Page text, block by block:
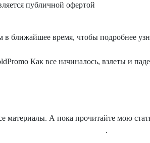
публичной офертой
ближайшее время, чтобы подробнее
Как все начиналось, взлеты и
материалы. А пока прочитайте мою
.